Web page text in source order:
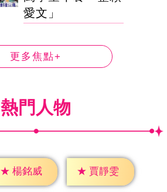
愛文」
更多焦點+
熱門人物
★ 楊銘威 ★ 賈靜雯